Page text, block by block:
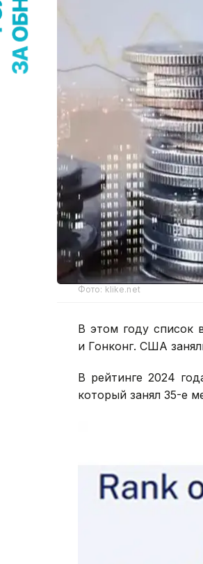
Фото: klike.net
В этом году список
и Гонконг. США
В рейтинге 2024
который занял 35-е